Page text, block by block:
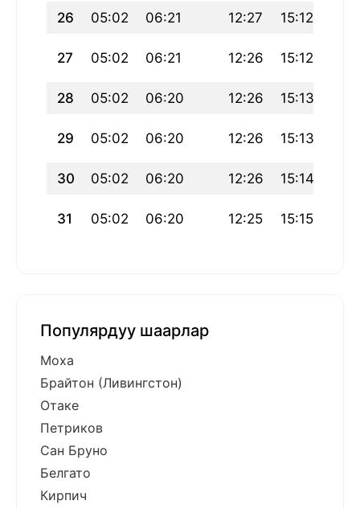
26 05:02 06:21 12:27 15:12
27 05:02 06:21 12:26 15:12
28 05:02 06:20 12:26 15:13
29 05:02 06:20 12:26 15:13
30 05:02 06:20 12:26 15:14
31 05:02 06:20 12:25 15:15
Популярдуу шаарлар
Моха
Брайтон (Ливингстон)
Отаке
Петриков
Сан Бруно
Белгато
Кирпич